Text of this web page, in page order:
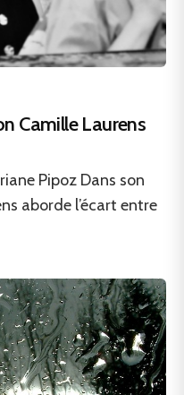
Camille Laurens
Pipoz Dans son
aborde l’écart entre